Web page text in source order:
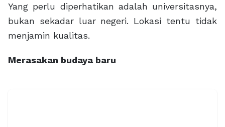
Yang perlu diperhatikan adalah universitasnya,
bukan sekadar luar negeri. Lokasi tentu tidak
menjamin kualitas.
Merasakan budaya baru